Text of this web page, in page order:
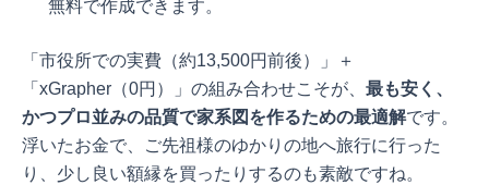
無料で作成できます。
「市役所での実費（約13,500円前後）」＋
「xGrapher（0円）」の組み合わせこそが、 最も安く、
かつプロ並みの品質で家系図を作るための最適解です。
浮いたお金で、ご先祖様のゆかりの地へ旅行に行った
り、少し良い額縁を買ったりするのも素敵ですね。